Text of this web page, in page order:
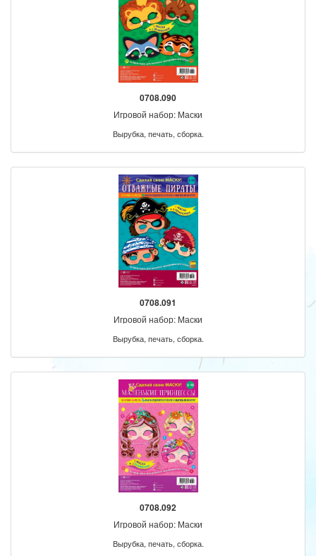
0708.090
Игровой набор: Маски
Вырубка, печать, сборка.
0708.091
Игровой набор: Маски
Вырубка, печать, сборка.
0708.092
Игровой набор: Маски
Вырубка, печать, сборка.